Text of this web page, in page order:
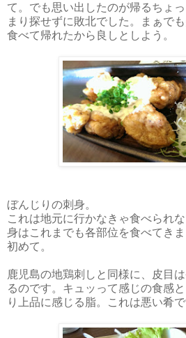
て。でも思い出したのが帰るちょ
まり探せずに敗北でした。まぁで
食べて帰れたから良しとしよう。
ぼんじりの刺身。
これは地元に行かなきゃ食べられ
身はこれまでも各部位を食べてき
初めて。
鹿児島の地鶏刺しと同様に、皮目
るのです。キュッって感じの食感
り上品に感じる脂。これは悪い肴で